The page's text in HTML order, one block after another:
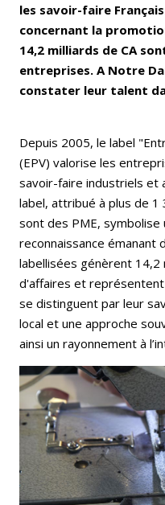
les savoir-faire
concernant la
14,2 milliards de CA
entreprises. A Notre
constater leur talent
Depuis 2005, le label
(EPV) valorise les
savoir-faire industriels et
label, attribué à plus de
sont des PME,
reconnaissance émanant
labellisées génèrent
d'affaires et
se distinguent par leur
local et une approche
ainsi un rayonnement à